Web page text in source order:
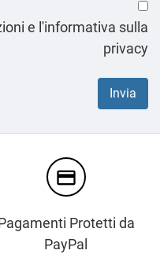
e l'informativa sulla
privacy
credit_card
Protetti da
PayPal